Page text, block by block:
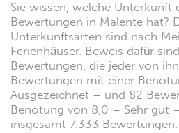
Sie wissen, welche Unterkunft
Bewertungen in Malente hat?
Unterkunftsarten sind nach
Ferienhäuser. Beweis dafür
Bewertungen, die jeder von
Bewertungen mit einer
Ausgezeichnet – und 82
Benotung von 8,0 – Sehr gut
insgesamt 7.333 Bewertungen.